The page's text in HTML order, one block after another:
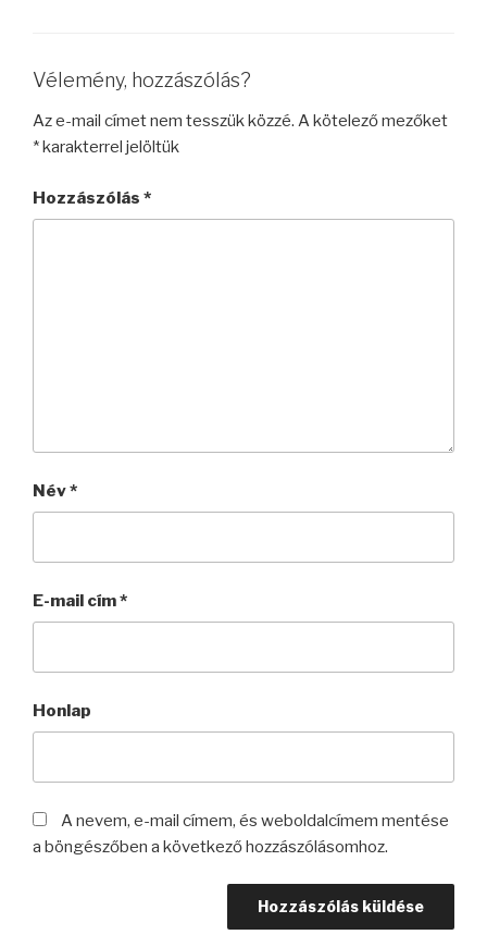
Vélemény, hozzászólás?
Az e-mail címet nem tesszük közzé. A kötelező mezőket
*karakterrel jelöltük
Hozzászólás *
Név*
E-mail cím*
Honlap
A nevem, e-mail címem, és weboldalcímem mentése
a böngészőben a következő hozzászólásomhoz.